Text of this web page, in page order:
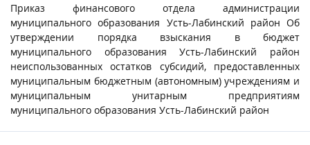
Приказ финансового отдела администрации
муниципального образования Усть-Лабинский район Об
утверждении порядка взыскания в бюджет
муниципального образования Усть-Лабинский район
неиспользованных остатков субсидий, предоставленных
муниципальным бюджетным (автономным) учреждениям и
муниципальным унитарным предприятиям
муниципального образования Усть-Лабинский район